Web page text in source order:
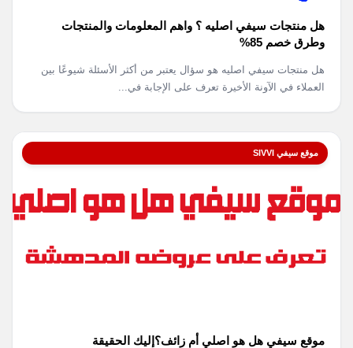
هل منتجات سيفي اصليه ؟ واهم المعلومات والمنتجات
وطرق خصم 85%
هل منتجات سيفي اصليه هو سؤال يعتبر من أكثر الأسئلة شيوعًا بين
العملاء في الآونة الأخيرة تعرف على الإجابة في...
موقع سيفي SIVVI
موقع سيفي هل هو اصلي أم زائف؟إليك الحقيقة